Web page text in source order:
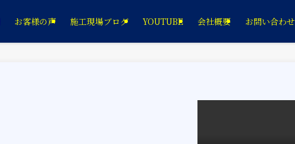
お客様の声 施工現場ブログ YOUTUBE 会社概要
お問い合わせ